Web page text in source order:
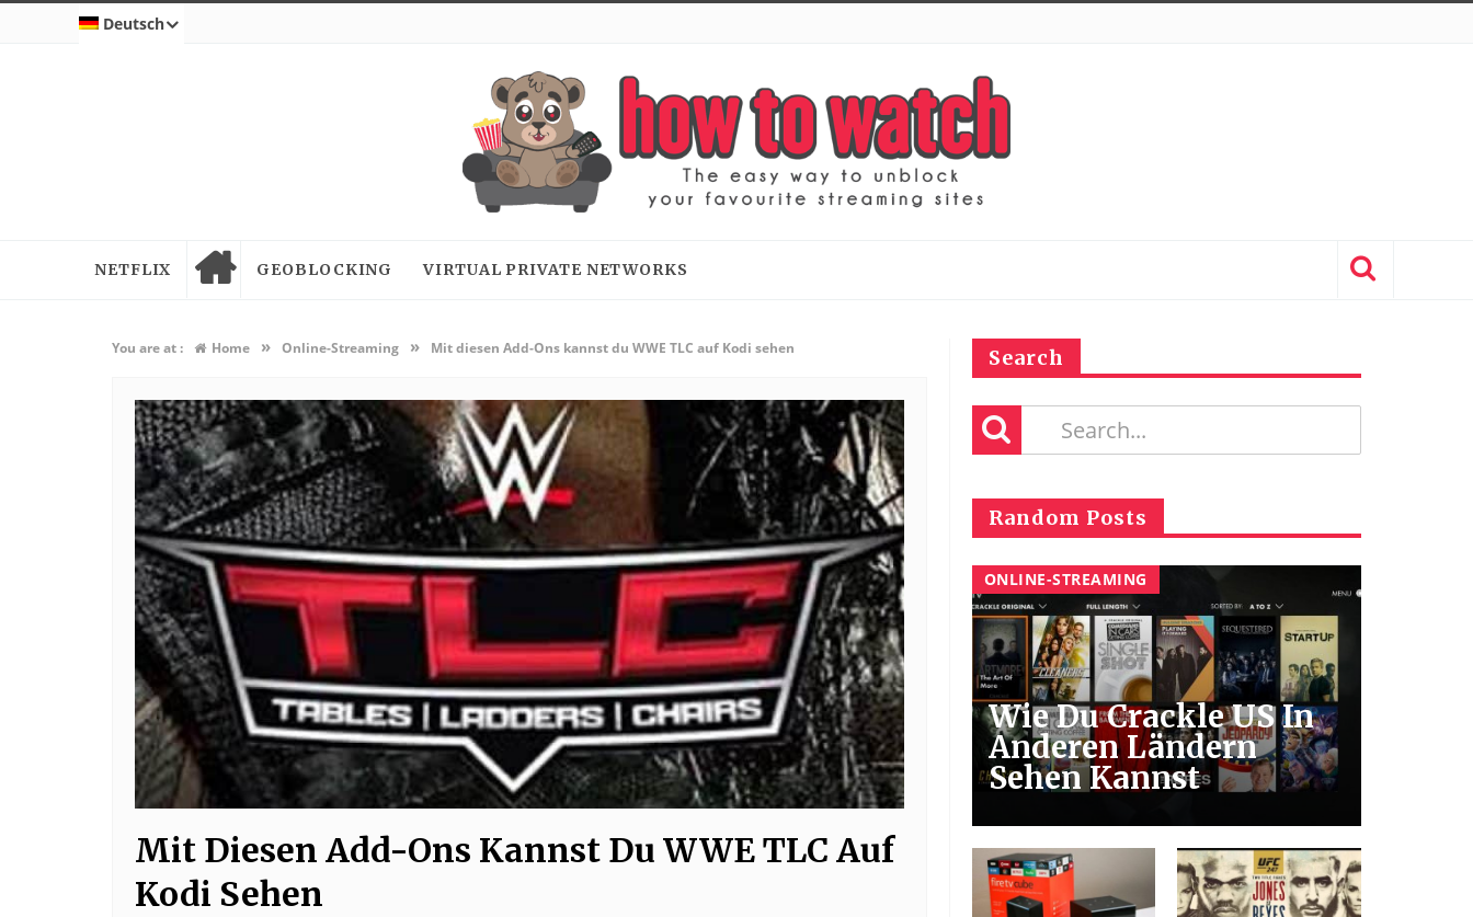
Deutsch
NETFLIX GEOBLOCKING VIRTUAL PRIVATE NETWORKS
You are at : Home » Online-Streaming » Mit diesen Add-Ons kannst du WWE TLC auf Kodi sehen
Mit Diesen Add-Ons Kannst Du WWE TLC Auf
Kodi Sehen
Search
Random Posts
ONLINE-STREAMING
Wie Du Crackle US In
Anderen Ländern
Sehen Kannst